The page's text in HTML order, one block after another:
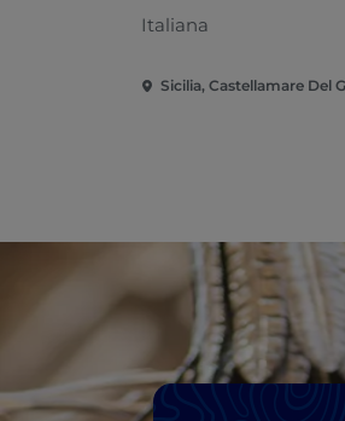
Italiana
Sicilia, Castellamare Del